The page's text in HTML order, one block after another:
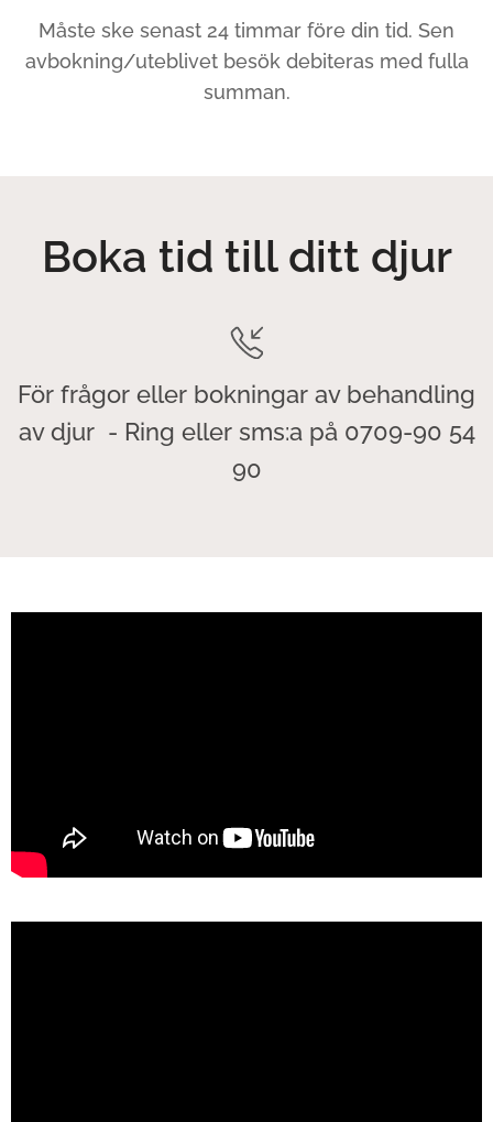
Måste ske senast 24 timmar före din tid. Sen
avbokning/uteblivet besök debiteras med fulla
summan.
Boka tid till ditt djur
För frågor eller bokningar av behandling
av djur - Ring eller sms:a på 0709-90 54
90